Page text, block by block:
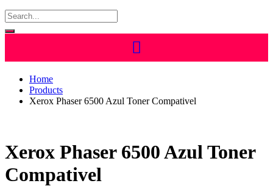
Home
Products
Xerox Phaser 6500 Azul Toner Compativel
Xerox Phaser 6500 Azul Toner
Compativel